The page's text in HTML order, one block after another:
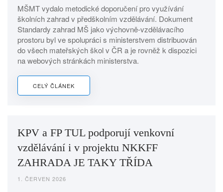
MŠMT vydalo metodické doporučení pro využívání
školních zahrad v předškolním vzdělávání. Dokument
Standardy zahrad MŠ jako výchovně‑vzdělávacího
prostoru byl ve spolupráci s ministerstvem distribuován
do všech mateřských škol v ČR a je rovněž k dispozici
na webových stránkách ministerstva.
CELÝ ČLÁNEK
KPV a FP TUL podporují venkovní
vzdělávání i v projektu NKKFF
ZAHRADA JE TAKY TŘÍDA
1. ČERVEN 2026